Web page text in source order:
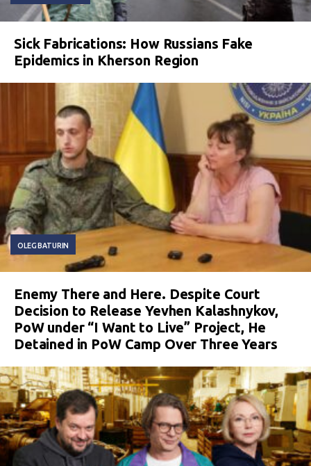
Sick Fabrications: How Russians Fake
Epidemics in Kherson Region
OLEG BATURIN
Enemy There and Here. Despite Court
Decision to Release Yevhen Kalashnykov,
PoW under “I Want to Live” Project, He
Detained in PoW Camp Over Three Years